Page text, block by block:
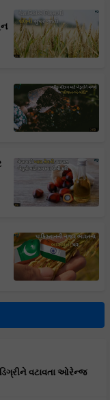
વટાવતા ઓરેન્જ